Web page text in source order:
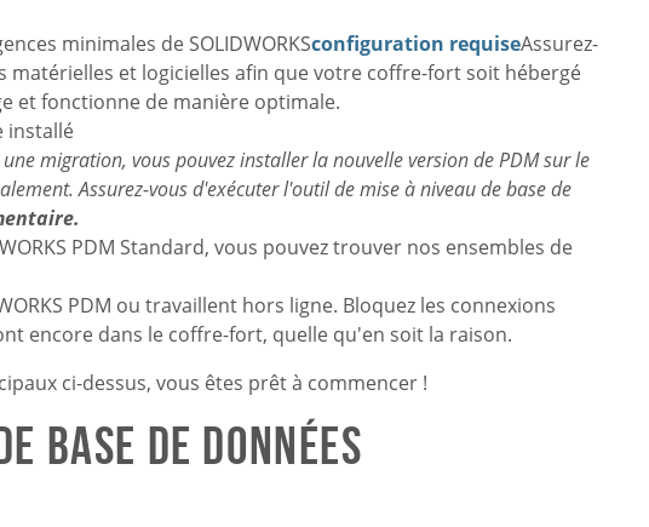
minimales de SOLIDWORKSconfiguration requiseAssurez-
matérielles et logicielles afin que votre coffre-fort soit hébergé
et fonctionne de manière optimale.
installé
migration, vous pouvez installer la nouvelle version de PDM sur le
Assurez-vous d'exécuter l'outil de mise à niveau de base de
PDM Standard, vous pouvez trouver nos ensembles de
PDM ou travaillent hors ligne. Bloquez les connexions
encore dans le coffre-fort, quelle qu'en soit la raison.
ci-dessus, vous êtes prêt à commencer !
base de données